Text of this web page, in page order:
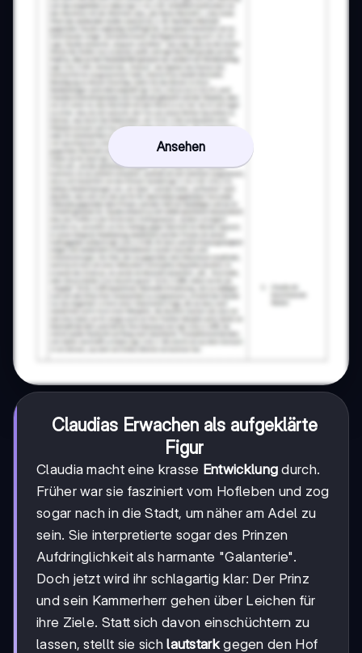
Ansehen
Claudias Erwachen als aufgeklärte
Figur
Claudia macht eine krasse Entwicklung durch.
Früher war sie fasziniert vom Hofleben und zog
sogar nach in die Stadt, um näher am Adel zu
sein. Sie interpretierte sogar des Prinzen
Aufdringlichkeit als harmante "Galanterie".
Doch jetzt wird ihr schlagartig klar: Der Prinz
und sein Kammerherr gehen über Leichen für
ihre Ziele. Statt sich davon einschüchtern zu
lassen, stellt sie sichlautstarkgegen den Hof